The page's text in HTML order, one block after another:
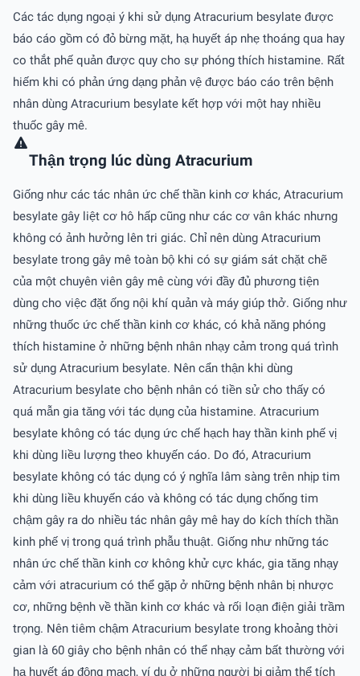
Các tác dụng ngoại ý khi sử dụng Atracurium besylate được
báo cáo gồm có đỏ bừng mặt, hạ huyết áp nhẹ thoáng qua hay
co thắt phế quản được quy cho sự phóng thích histamine. Rất
hiếm khi có phản ứng dạng phản vệ được báo cáo trên bệnh
nhân dùng Atracurium besylate kết hợp với một hay nhiều
thuốc gây mê.
Thận trọng lúc dùng Atracurium
Giống như các tác nhân ức chế thần kinh cơ khác, Atracurium
besylate gây liệt cơ hô hấp cũng như các cơ vân khác nhưng
không có ảnh hưởng lên tri giác. Chỉ nên dùng Atracurium
besylate trong gây mê toàn bộ khi có sự giám sát chặt chẽ
của một chuyên viên gây mê cùng với đầy đủ phương tiện
dùng cho việc đặt ống nội khí quản và máy giúp thở. Giống như
những thuốc ức chế thần kinh cơ khác, có khả năng phóng
thích histamine ở những bệnh nhân nhạy cảm trong quá trình
sử dụng Atracurium besylate. Nên cẩn thận khi dùng
Atracurium besylate cho bệnh nhân có tiền sử cho thấy có
quá mẫn gia tăng với tác dụng của histamine. Atracurium
besylate không có tác dụng ức chế hạch hay thần kinh phế vị
khi dùng liều lượng theo khuyến cáo. Do đó, Atracurium
besylate không có tác dụng có ý nghĩa lâm sàng trên nhịp tim
khi dùng liều khuyến cáo và không có tác dụng chống tim
chậm gây ra do nhiều tác nhân gây mê hay do kích thích thần
kinh phế vị trong quá trình phẫu thuật. Giống như những tác
nhân ức chế thần kinh cơ không khử cực khác, gia tăng nhạy
cảm với atracurium có thể gặp ở những bệnh nhân bị nhược
cơ, những bệnh về thần kinh cơ khác và rối loạn điện giải trầm
trọng. Nên tiêm chậm Atracurium besylate trong khoảng thời
gian là 60 giây cho bệnh nhân có thể nhạy cảm bất thường với
hạ huyết áp động mạch, ví dụ ở những người bị giảm thể tích